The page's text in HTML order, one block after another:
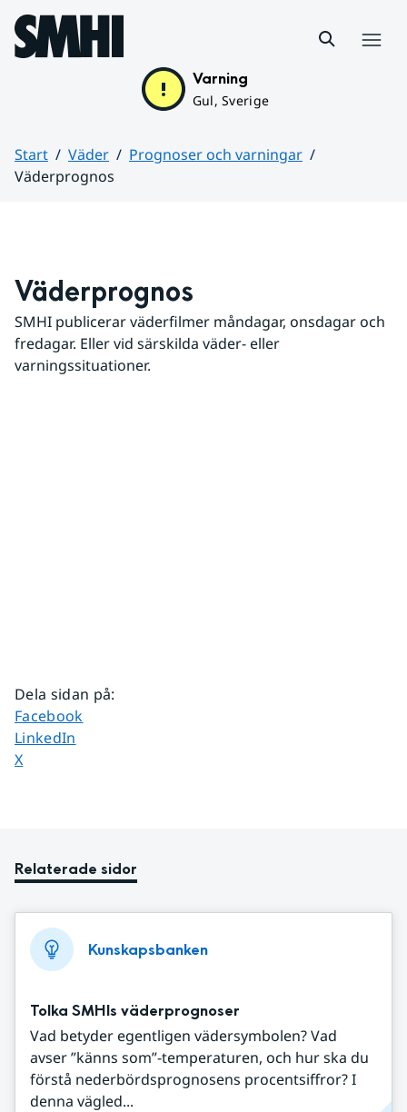
Hoppa till sidans innehåll
Varning
Gul, Sverige
Start Väder
Prognoser och varningar
Väderprognos
Väderprognos
SMHI publicerar väderfilmer måndagar, onsdagar och
fredagar. Eller vid särskilda väder- eller
varningssituationer.
Dela sidan på:
Dela sidan på
Facebook
Dela sidan på
LinkedIn
Dela sidan på
X
Relaterade sidor
Kunskapsbanken
Tolka SMHIs väderprognoser
Vad betyder egentligen vädersymbolen? Vad
avser ”känns som”-temperaturen, och hur ska du
förstå nederbördsprognosens procentsiffror? I
denna vägled...